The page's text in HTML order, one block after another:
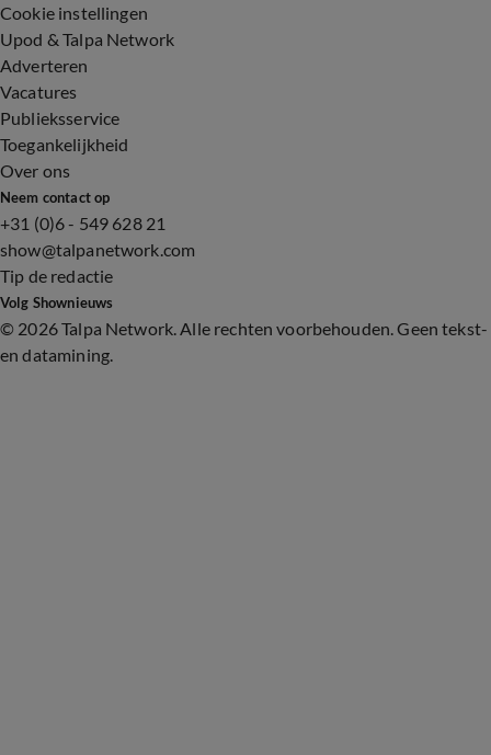
Cookie instellingen
Upod & Talpa Network
Adverteren
Vacatures
Publieksservice
Toegankelijkheid
Over ons
Neem contact op
+31 (0)6 - 549 628 21
show@talpanetwork.com
Tip de redactie
Volg Shownieuws
© 2026 Talpa Network. Alle rechten voorbehouden. Geen tekst-
en datamining.